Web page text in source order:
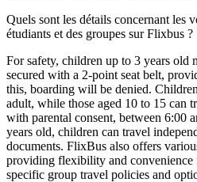
Quels sont les détails concernant les
étudiants et des groupes sur Flixbus ?
For safety, children up to 3 years old
secured with a 2-point seat belt,
this, boarding will be denied.
adult, while those aged 10 to 15 can
with parental consent, between 6:00
years old, children can travel
documents. FlixBus also offers
providing flexibility and convenience
specific group travel policies and